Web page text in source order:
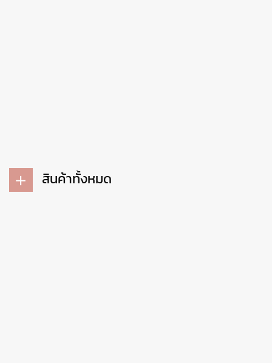
สินค้าทั้งหมด